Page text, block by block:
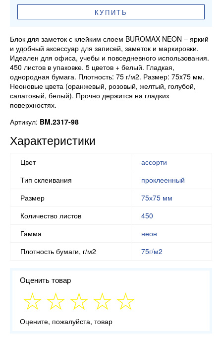
КУПИТЬ
Блок для заметок с клейким слоем BUROMAX NEON – яркий
и удобный аксессуар для записей, заметок и маркировки.
Идеален для офиса, учебы и повседневного использования.
450 листов в упаковке. 5 цветов + белый. Гладкая,
однородная бумага. Плотность: 75 г/м2. Размер: 75x75 мм.
Неоновые цвета (оранжевый, розовый, желтый, голубой,
салатовый, белый). Прочно держится на гладких
поверхностях.
Артикул: BM.2317-98
Характеристики
Цвет
ассорти
Тип склеивания
проклеенный
Размер
75х75 мм
Количество листов
450
Гамма
неон
Плотность бумаги, г/м2
75г/м2
Оценить товар
Оцените, пожалуйста, товар